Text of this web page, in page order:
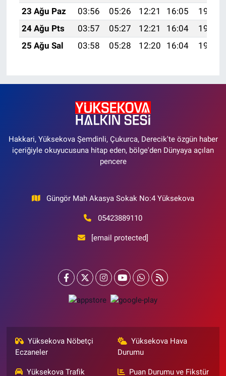
23 Ağu Paz
03:56 05:26 12:21 16:05
19:06
24 Ağu Pts
03:57 05:27 12:21 16:04
19:04
25 Ağu Sal
03:58 05:28 12:20 16:04 19:03
Hakkari, Yüksekova Şemdinli, Çukurca, Derecik'te özgün haber
içeriğiyle okuyucusuna hitap eden, bölge'den Dünyaya açılan
pencere
Güngör Mah Akasya Sokak No:4 Yüksekova
05423889110
[email protected]
Yüksekova Nöbetçi
Eczaneler
Yüksekova Hava
Durumu
Yüksekova Trafik Puan Durumu ve Fikstür